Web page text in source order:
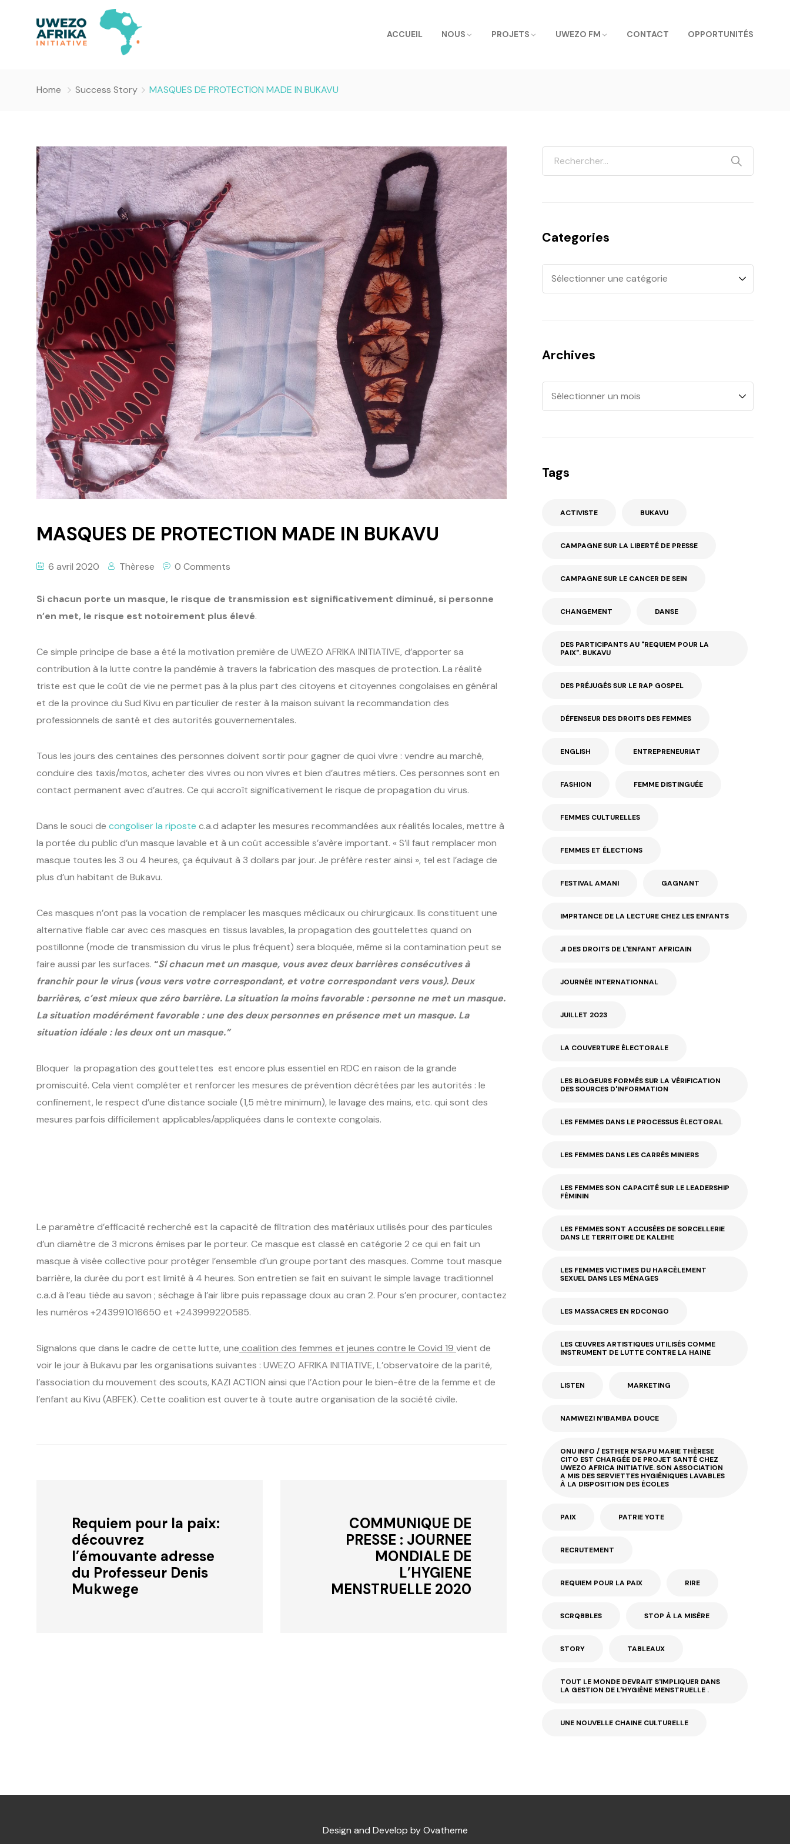
ACCUEIL NOUS PROJETS UWEZO FM CONTACT OPPORTUNITÉS
Home Success Story MASQUES DE PROTECTION MADE IN BUKAVU
MASQUES DE PROTECTION MADE IN BUKAVU
6 avril 2020 Thèrese 0 Comments
Si chacun porte un masque, le risque de transmission est significativement diminué, si personne
n’en met, le risque est notoirement plus élevé.
Ce simple principe de base a été la motivation première de UWEZO AFRIKA INITIATIVE, d’apporter sa
contribution à la lutte contre la pandémie à travers la fabrication des masques de protection. La réalité
triste est que le coût de vie ne permet pas à la plus part des citoyens et citoyennes congolaises en général
et de la province du Sud Kivu en particulier de rester à la maison suivant la recommandation des
professionnels de santé et des autorités gouvernementales.
Tous les jours des centaines des personnes doivent sortir pour gagner de quoi vivre : vendre au marché,
conduire des taxis/motos, acheter des vivres ou non vivres et bien d’autres métiers. Ces personnes sont en
contact permanent avec d’autres. Ce qui accroît significativement le risque de propagation du virus.
Dans le souci de congoliser la riposte c.a.d adapter les mesures recommandées aux réalités locales, mettre à
la portée du public d’un masque lavable et à un coût accessible s’avère important. « S’il faut remplacer mon
masque toutes les 3 ou 4 heures, ça équivaut à 3 dollars par jour. Je préfère rester ainsi », tel est l’adage de
plus d’un habitant de Bukavu.
Ces masques n’ont pas la vocation de remplacer les masques médicaux ou chirurgicaux. Ils constituent une
alternative fiable car avec ces masques en tissus lavables, la propagation des gouttelettes quand on
postillonne (mode de transmission du virus le plus fréquent) sera bloquée, même si la contamination peut se
faire aussi par les surfaces. “Si chacun met un masque, vous avez deux barrières consécutives à
franchir pour le virus (vous vers votre correspondant, et votre correspondant vers vous). Deux
barrières, c’est mieux que zéro barrière. La situation la moins favorable : personne ne met un masque.
La situation modérément favorable : une des deux personnes en présence met un masque. La
situation idéale : les deux ont un masque.”
Bloquer la propagation des gouttelettes est encore plus essentiel en RDC en raison de la grande
promiscuité. Cela vient compléter et renforcer les mesures de prévention décrétées par les autorités : le
confinement, le respect d’une distance sociale (1,5 mètre minimum), le lavage des mains, etc. qui sont des
mesures parfois difficilement applicables/appliquées dans le contexte congolais.
Le paramètre d’efficacité recherché est la capacité de filtration des matériaux utilisés pour des particules
d’un diamètre de 3 microns émises par le porteur. Ce masque est classé en catégorie 2 ce qui en fait un
masque à visée collective pour protéger l’ensemble d’un groupe portant des masques. Comme tout masque
barrière, la durée du port est limité à 4 heures. Son entretien se fait en suivant le simple lavage traditionnel
c.a.d à l’eau tiède au savon ; séchage à l’air libre puis repassage doux au cran 2. Pour s’en procurer, contactez
les numéros +243991016650 et +243999220585.
Signalons que dans le cadre de cette lutte, une coalition des femmes et jeunes contre le Covid 19 vient de
voir le jour à Bukavu par les organisations suivantes : UWEZO AFRIKA INITIATIVE, L’observatoire de la parité,
l’association du mouvement des scouts, KAZI ACTION ainsi que l’Action pour le bien-être de la femme et de
l’enfant au Kivu (ABFEK). Cette coalition est ouverte à toute autre organisation de la société civile.
Requiem pour la paix:
découvrez
l’émouvante adresse
du Professeur Denis
Mukwege
COMMUNIQUE DE
PRESSE : JOURNEE
MONDIALE DE
L’HYGIENE
MENSTRUELLE 2020
Categories
Archives
Tags
ACTIVISTE BUKAVU
CAMPAGNE SUR LA LIBERTÉ DE PRESSE
CAMPAGNE SUR LE CANCER DE SEIN
CHANGEMENT DANSE
DES PARTICIPANTS AU "REQUIEM POUR LA
PAIX". BUKAVU
DES PRÉJUGÉS SUR LE RAP GOSPEL
DÉFENSEUR DES DROITS DES FEMMES
ENGLISH ENTREPRENEURIAT
FASHION FEMME DISTINGUÉE
FEMMES CULTURELLES
FEMMES ET ÉLECTIONS
FESTIVAL AMANI GAGNANT
IMPRTANCE DE LA LECTURE CHEZ LES ENFANTS
JI DES DROITS DE L'ENFANT AFRICAIN
JOURNÉE INTERNATIONNAL
JUILLET 2023
LA COUVERTURE ÉLECTORALE
LES BLOGEURS FORMÉS SUR LA VÉRIFICATION
DES SOURCES D'INFORMATION
LES FEMMES DANS LE PROCESSUS ÉLECTORAL
LES FEMMES DANS LES CARRÉS MINIERS
LES FEMMES SON CAPACITÉ SUR LE LEADERSHIP
FÉMININ
LES FEMMES SONT ACCUSÉES DE SORCELLERIE
DANS LE TERRITOIRE DE KALEHE
LES FEMMES VICTIMES DU HARCÈLEMENT
SEXUEL DANS LES MÉNAGES
LES MASSACRES EN RDCONGO
LES ŒUVRES ARTISTIQUES UTILISÉS COMME
INSTRUMENT DE LUTTE CONTRE LA HAINE
LISTEN MARKETING
NAMWEZI N’IBAMBA DOUCE
ONU INFO / ESTHER N’SAPU MARIE THÈRESE
CITO EST CHARGÉE DE PROJET SANTÉ CHEZ
UWEZO AFRICA INITIATIVE. SON ASSOCIATION
A MIS DES SERVIETTES HYGIÉNIQUES LAVABLES
À LA DISPOSITION DES ÉCOLES
PAIX PATRIE YOTE
RECRUTEMENT
REQUIEM POUR LA PAIX RIRE
SCRQBBLES STOP À LA MISÈRE
STORY TABLEAUX
TOUT LE MONDE DEVRAIT S'IMPLIQUER DANS
LA GESTION DE L'HYGIÈNE MENSTRUELLE .
UNE NOUVELLE CHAINE CULTURELLE
Design and Develop by Ovatheme